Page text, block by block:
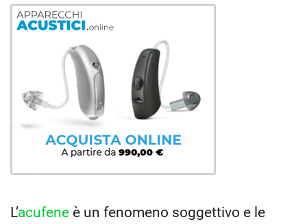
L’acufene è un fenomeno soggettivo e le